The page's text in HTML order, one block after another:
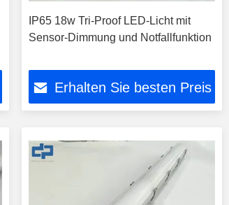
IP65 18w Tri-Proof LED-Licht mit
Sensor-Dimmung und Notfallfunktion
Erhalten Sie besten Preis